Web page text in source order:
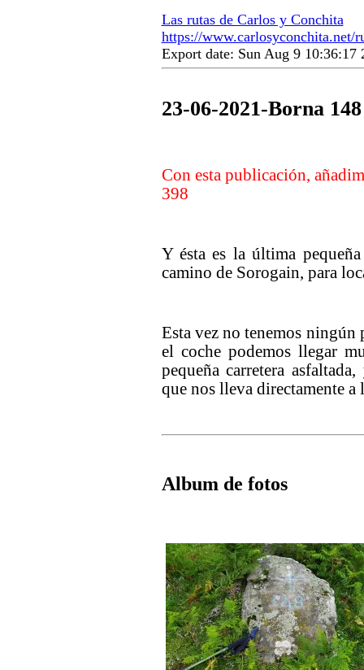
Las rutas de Carlos y Conchita
https://www.carlosyconchita.net/
Export date: Sun Aug 9 10:36:17
23-06-2021-Borna 148
Con esta publicación,
398
Y ésta es la última
camino de Sorogain, para
Esta vez no tenemos ningún
el coche podemos llegar
pequeña carretera
que nos lleva directamente a
Album de fotos